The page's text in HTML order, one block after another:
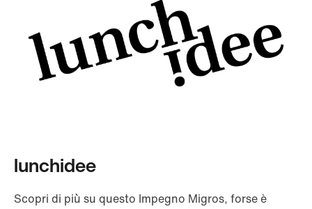
lunchidee
Scopri di più su questo Impegno Migros, forse è